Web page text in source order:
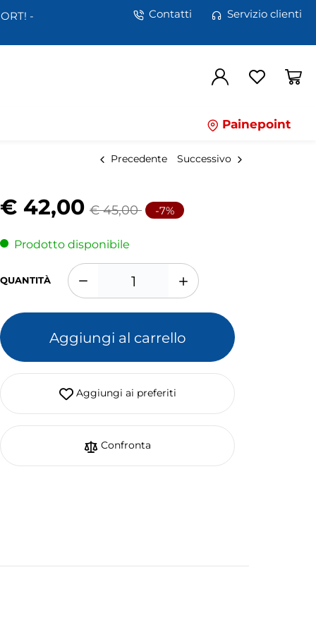
- Contatti Servizio clienti
Painepoint
Precedente Successivo
Play
€ 42,00 € 45,00 -7%
Prodotto disponibile
QUANTITÀ
Aggiungi al carrello
Aggiungi ai preferiti
Confronta